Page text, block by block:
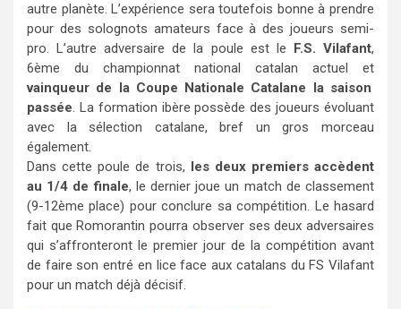
autre planète. L’expérience sera toutefois bonne à prendre
pour des solognots amateurs face à des joueurs semi-
pro. L’autre adversaire de la poule est le F.S. Vilafant,
6ème du championnat national catalan actuel et
vainqueur de la Coupe Nationale Catalane la saison
passée. La formation ibère possède des joueurs évoluant
avec la sélection catalane, bref un gros morceau
également.
Dans cette poule de trois, les deux premiers accèdent
au 1/4 de finale, le dernier joue un match de classement
(9-12ème place) pour conclure sa compétition. Le hasard
fait que Romorantin pourra observer ses deux adversaires
qui s’affronteront le premier jour de la compétition avant
de faire son entré en lice face aux catalans du FS Vilafant
pour un match déjà décisif.